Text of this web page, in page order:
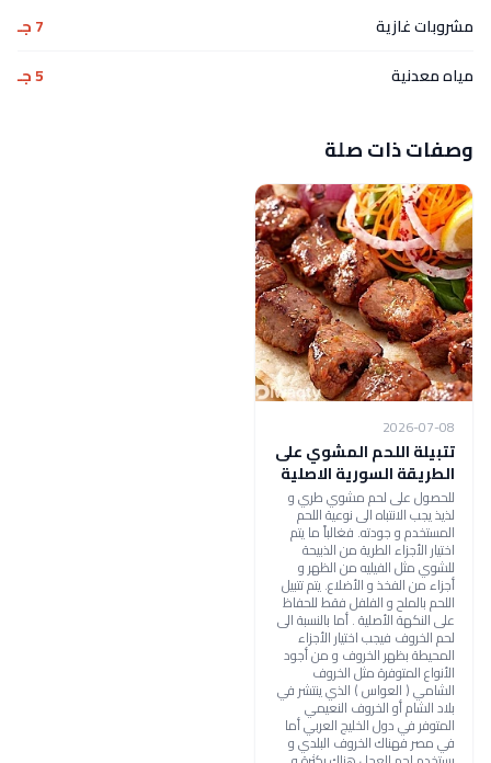
مشروبات غازية
7 جـ
مياه معدنية
5 جـ
وصفات ذات صلة
2026-07-08
تتبيلة اللحم المشوي على
الطريقة السورية الاصلية
للحصول على لحم مشوي طري و
لذيذ يجب الانتباه الى نوعية اللحم
المستخدم و جودته. فغالباً ما يتم
اختيار الأجزاء الطرية من الذبيحة
للشوي مثل الفيليه من الظهر و
أجزاء من الفخذ و الأضلاع. يتم تتبيل
اللحم بالملح و الفلفل فقط للحفاظ
على النكهة الأصلية . أما بالنسبة الى
لحم الخروف فيجب اختيار الأجزاء
المحيطة بظهر الخروف و من أجود
الأنواع المتوفرة مثل الخروف
الشامي ( العواس ) الذي ينتشر في
بلاد الشام أو الخروف النعيمي
المتوفر في دول الخليج العربي أما
في مصر فهناك الخروف البلدي و